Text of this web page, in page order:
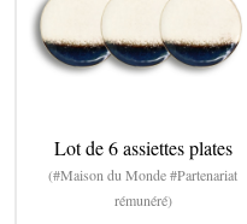
Lot de 6 assiettes plates
(#Maison du Monde #Partenariat
rémunéré)